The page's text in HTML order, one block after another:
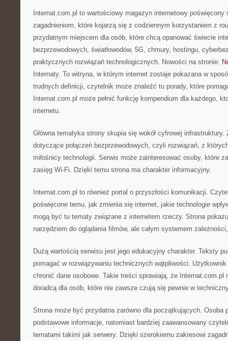
Internat.com.pl to wartościowy magazyn internetowy
zagadnieniom, które kojarzą się z codziennym korzystaniem z
przydatnym miejscem dla osób, które chcą opanować świecie
bezprzewodowych, światłowodów, 5G, chmury, hostingu,
praktycznych rozwiązań technologicznych. Nowości na stronie:
Internaty. To witryna, w którym internet zostaje pokazana w
trudnych definicji, czytelnik może znaleźć tu porady, które
Internat.com.pl może pełnić funkcję kompendium dla każdego,
internetu.
Główna tematyka strony skupia się wokół cyfrowej
dotyczące połączeń bezprzewodowych, czyli rozwiązań, z
miłośnicy technologii. Serwis może zainteresować osoby, które
zasięg Wi-Fi. Dzięki temu strona ma charakter informacyjny.
Internat.com.pl to również portal o przyszłości komunikacji.
poświęcone temu, jak zmienia się internet, jakie technologie
mogą być tu tematy związane z internetem rzeczy. Strona
narzędziem do oglądania filmów, ale całym systemem
Dużą wartością serwisu jest jego edukacyjny charakter. Teksty
pomagać w rozwiązywaniu technicznych wątpliwości.
chronić dane osobowe. Takie treści sprawiają, że Internat.com.pl
doradcą dla osób, które nie zawsze czują się pewnie w
Strona może być przydatna zarówno dla początkujących. Osoba
podstawowe informacje, natomiast bardziej zaawansowany
tematami takimi jak serwery. Dzięki szerokiemu zakresowi